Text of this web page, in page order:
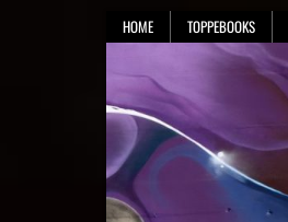
HOME TOPPEBOOKS